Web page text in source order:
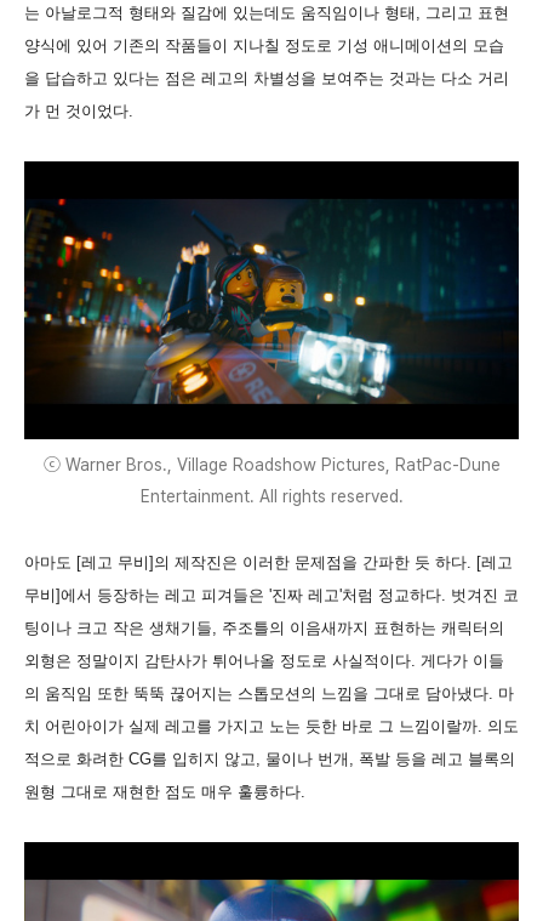
는 아날로그적 형태와 질감에 있는데도 움직임이나 형태, 그리고 표현
양식에 있어 기존의 작품들이 지나칠 정도로 기성 애니메이션의 모습
을 답습하고 있다는 점은 레고의 차별성을 보여주는 것과는 다소 거리
가 먼 것이었다.
ⓒ Warner Bros., Village Roadshow Pictures, RatPac-Dune
Entertainment. All rights reserved.
아마도 [레고 무비]의 제작진은 이러한 문제점을 간파한 듯 하다. [레고
무비]에서 등장하는 레고 피겨들은 '진짜 레고'처럼 정교하다. 벗겨진 코
팅이나 크고 작은 생채기들, 주조틀의 이음새까지 표현하는 캐릭터의
외형은 정말이지 감탄사가 튀어나올 정도로 사실적이다. 게다가 이들
의 움직임 또한 뚝뚝 끊어지는 스톱모션의 느낌을 그대로 담아냈다. 마
치 어린아이가 실제 레고를 가지고 노는 듯한 바로 그 느낌이랄까. 의도
적으로 화려한 CG를 입히지 않고, 물이나 번개, 폭발 등을 레고 블록의
원형 그대로 재현한 점도 매우 훌륭하다.